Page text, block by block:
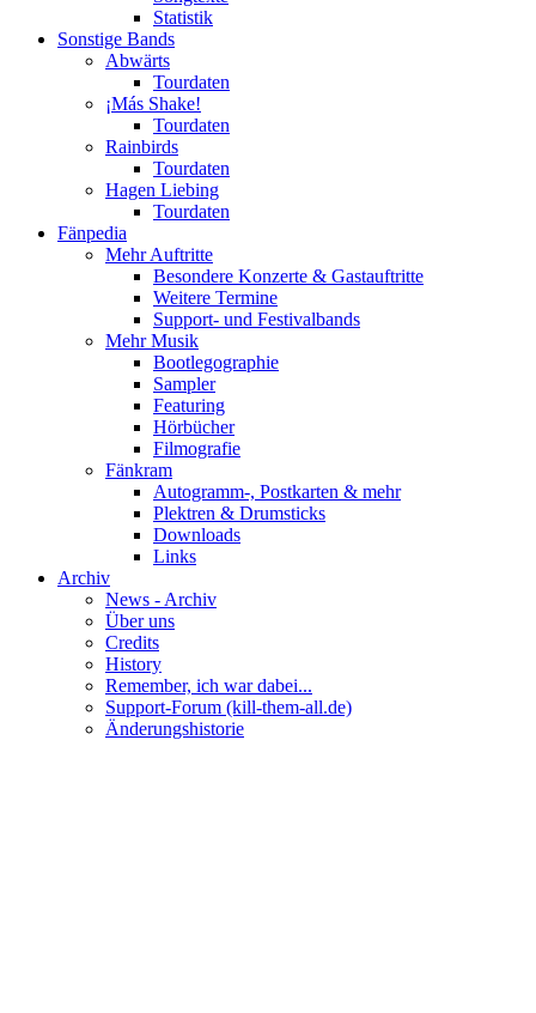
Statistik
Sonstige Bands
Abwärts
Tourdaten
¡Más Shake!
Tourdaten
Rainbirds
Tourdaten
Hagen Liebing
Tourdaten
Fänpedia
Mehr Auftritte
Besondere Konzerte & Gastauftritte
Weitere Termine
Support- und Festivalbands
Mehr Musik
Bootlegographie
Sampler
Featuring
Hörbücher
Filmografie
Fänkram
Autogramm-, Postkarten & mehr
Plektren & Drumsticks
Downloads
Links
Archiv
News - Archiv
Über uns
Credits
History
Remember, ich war dabei...
Support-Forum (kill-them-all.de)
Änderungshistorie